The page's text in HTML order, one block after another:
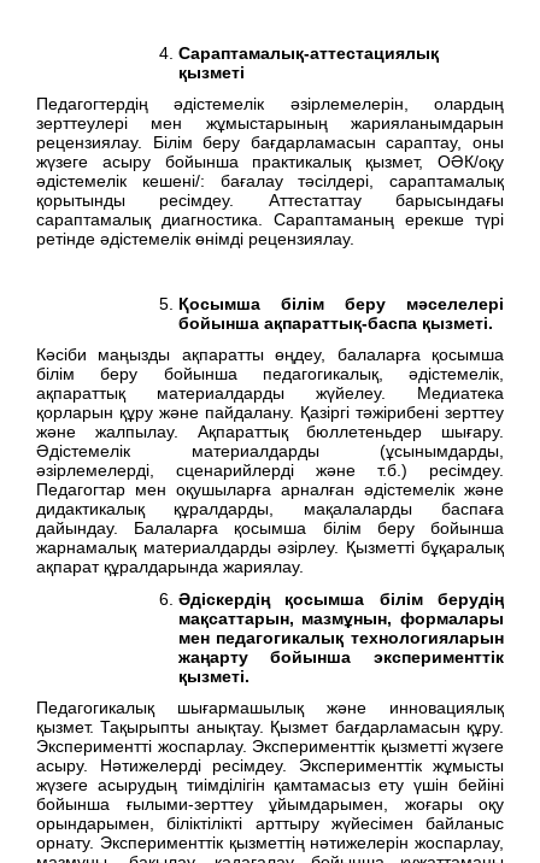
Сараптамалық-аттестациялық
қызметі
Педагогтердің әдістемелік әзірлемелерін, олардың
зерттеулері мен жұмыстарының жарияланымдарын
рецензиялау. Білім беру бағдарламасын сараптау, оны
жүзеге асыру бойынша практикалық қызмет, ОӘК/оқу
әдістемелік кешені/: бағалау тәсілдері, сараптамалық
қорытынды ресімдеу. Аттестаттау барысындағы
сараптамалық диагностика. Сараптаманың ерекше түрі
ретінде әдістемелік өнімді рецензиялау.
Қосымша білім беру мәселелері
бойынша ақпараттық-баспа қызметі.
Кәсіби маңызды ақпаратты өңдеу, балаларға қосымша
білім беру бойынша педагогикалық, әдістемелік,
ақпараттық материалдарды жүйелеу. Медиатека
қорларын құру және пайдалану. Қазіргі тәжірибені зерттеу
және жалпылау. Ақпараттық бюллетеньдер шығару.
Әдістемелік материалдарды (ұсынымдарды,
әзірлемелерді, сценарийлерді және т.б.) ресімдеу.
Педагогтар мен оқушыларға арналған әдістемелік және
дидактикалық құралдарды, мақалаларды баспаға
дайындау. Балаларға қосымша білім беру бойынша
жарнамалық материалдарды әзірлеу. Қызметті бұқаралық
ақпарат құралдарында жариялау.
Әдіскердің қосымша білім берудің
мақсаттарын, мазмұнын, формалары
мен педагогикалық технологияларын
жаңарту бойынша эксперименттік
қызметі.
Педагогикалық шығармашылық және инновациялық
қызмет. Тақырыпты анықтау. Қызмет бағдарламасын құру.
Экспериментті жоспарлау. Эксперименттік қызметті жүзеге
асыру. Нәтижелерді ресімдеу. Эксперименттік жұмысты
жүзеге асырудың тиімділігін қамтамасыз ету үшін бейіні
бойынша ғылыми-зерттеу ұйымдарымен, жоғары оқу
орындарымен, біліктілікті арттыру жүйесімен байланыс
орнату. Эксперименттік қызметтің нәтижелерін жоспарлау,